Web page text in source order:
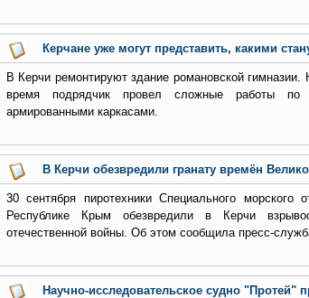
Керчане уже могут представить, какими
В Керчи ремонтируют здание романовской
время подрядчик провел сложные работы по
армированными каркасами.
В Керчи обезвредили гранату времён
30 сентября пиротехники Специального
Республике Крым обезвредили в Керчи
отечественной войны. Об этом сообщила пресс-
Научно-исследовательское судно "Протей"